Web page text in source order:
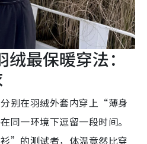
最保暖穿法：
别在羽绒外套内穿上“薄身
一环境下逗留一段时间。
”的测试者，体温竟然比穿